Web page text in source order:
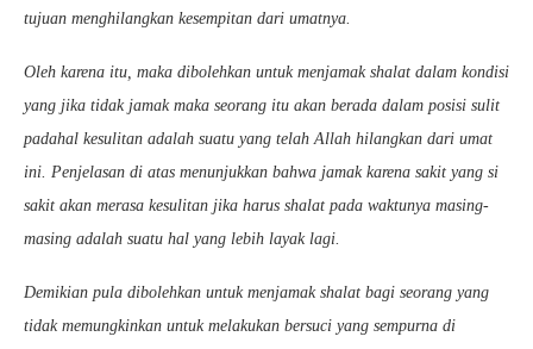
tujuan menghilangkan kesempitan dari umatnya.
Oleh karena itu, maka dibolehkan untuk menjamak shalat dalam kondisi
yang jika tidak jamak maka seorang itu akan berada dalam posisi sulit
padahal kesulitan adalah suatu yang telah Allah hilangkan dari umat
ini. Penjelasan di atas menunjukkan bahwa jamak karena sakit yang si
sakit akan merasa kesulitan jika harus shalat pada waktunya masing-
masing adalah suatu hal yang lebih layak lagi.
Demikian pula dibolehkan untuk menjamak shalat bagi seorang yang
tidak memungkinkan untuk melakukan bersuci yang sempurna di